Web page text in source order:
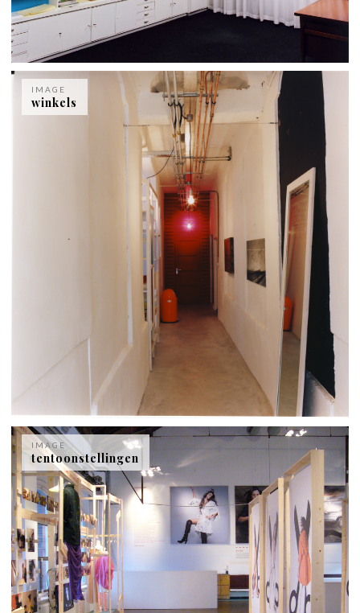
IMAGE
winkels
IMAGE
tentoonstellingen